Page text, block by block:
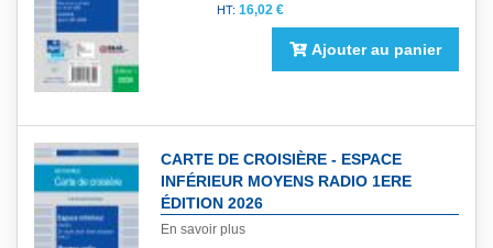
16,02 €
Ajouter au panier
CARTE DE CROISIÈRE - ESPACE
INFÉRIEUR MOYENS RADIO 1ERE
ÉDITION 2026
En savoir plus